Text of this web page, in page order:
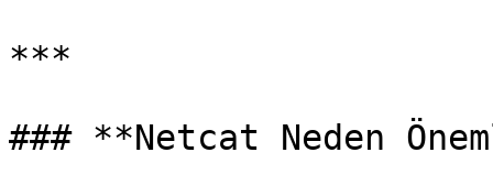
***
### **Netcat Neden